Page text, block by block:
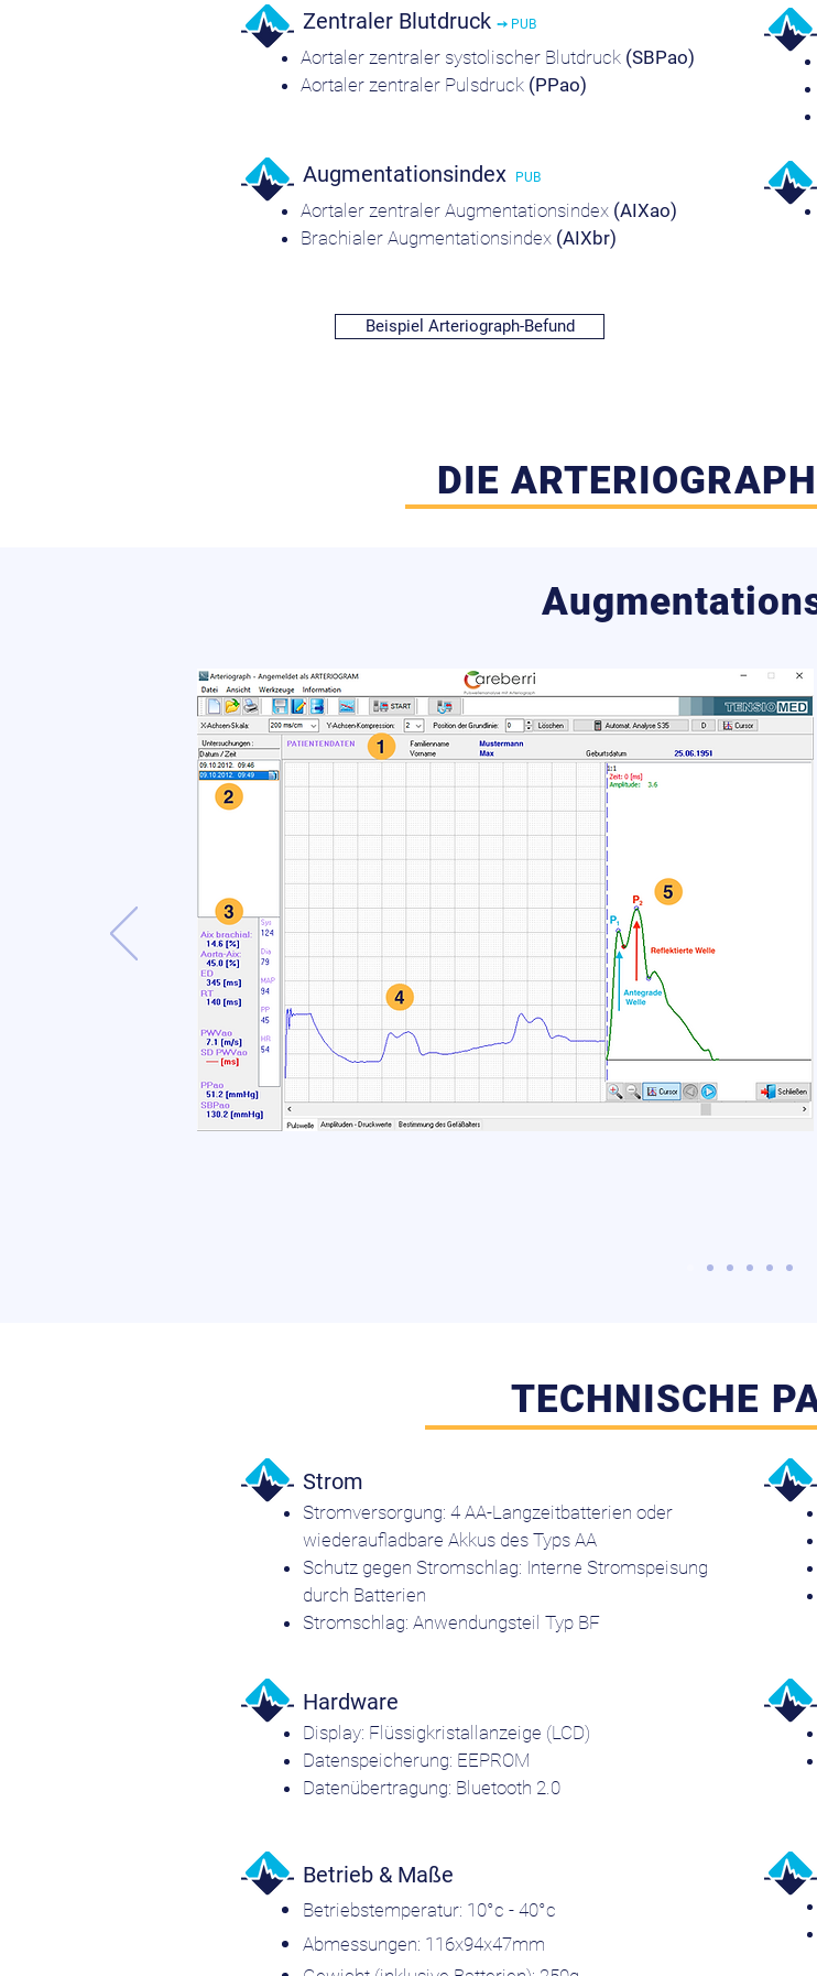
Zentraler Blutdruck ➙ PUB
Aortaler zentraler systolischer Blutdruck (SBPao)
Aortaler zentraler Pulsdruck (PPao)
Augmentationsindex PUB
Aortaler zentraler Augmentationsindex (AIXao)
Brachialer Augmentationsindex (AIXbr)
Beispiel Arteriograph-Befund
DIE
TECHNISCHE
Stromversorgung: 4 AA-Langzeitbatterien oder
wiederaufladbare Akkus des Typs AA
Schutz gegen Stromschlag: Interne Stromspeisung
durch Batterien
Stromschlag: Anwendungsteil Typ BF
Strom
Display: Flüssigkristallanzeige (LCD)
Datenspeicherung: EEPROM
Datenübertragung: Bluetooth 2.0
Hardware
Betriebstemperatur: 10°c - 40°c
Abmessungen: 116x94x47mm
Betrieb & Maße